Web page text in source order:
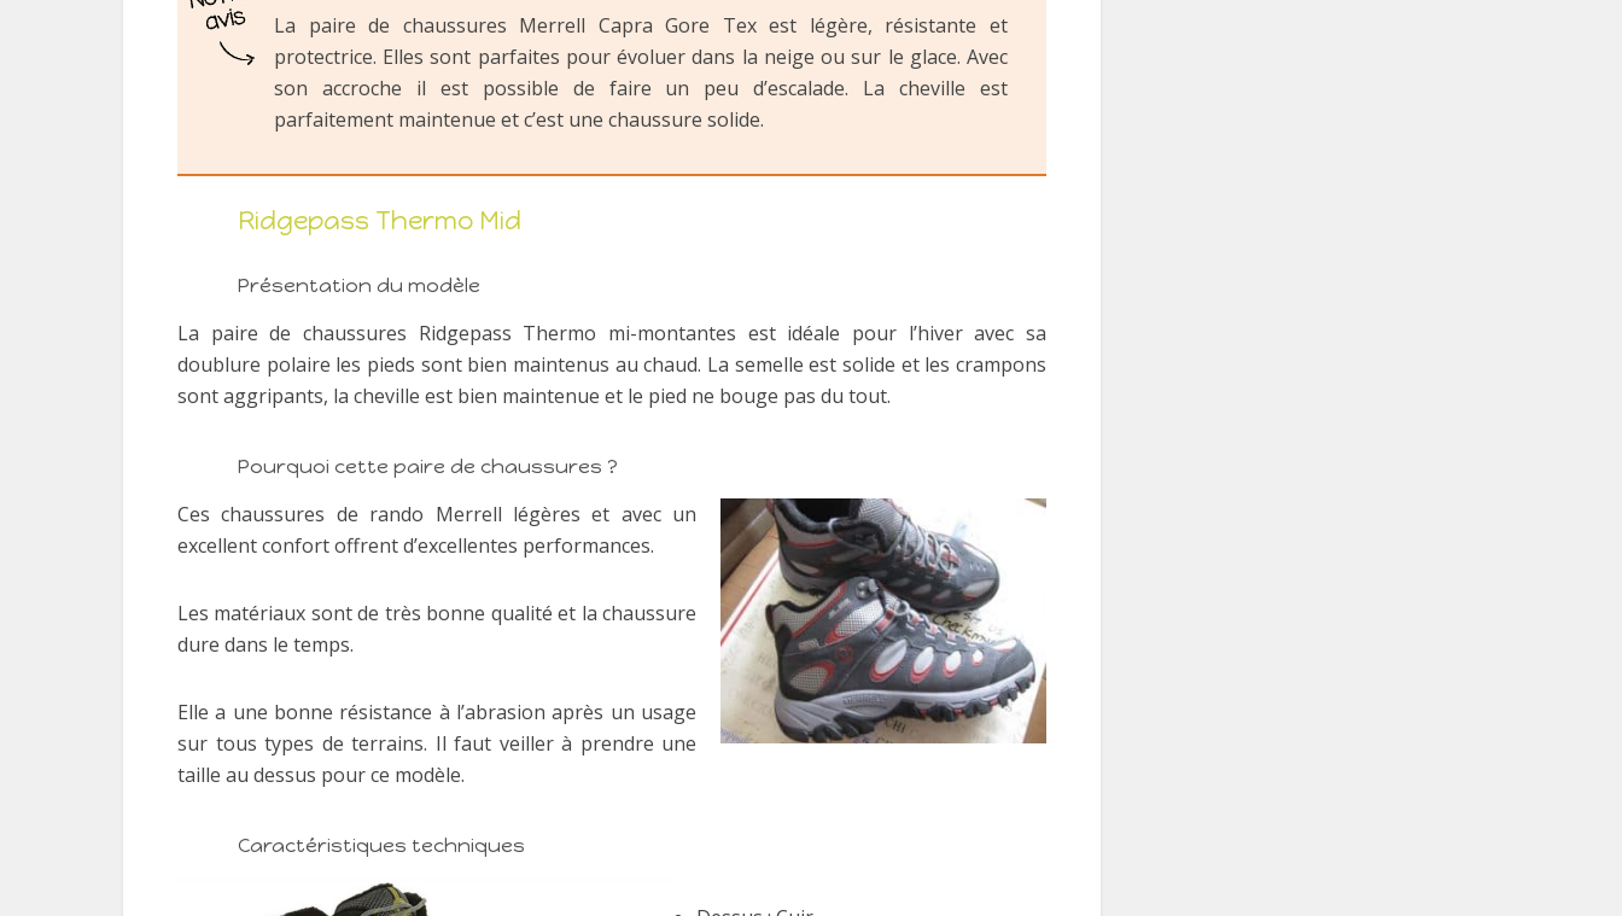
La paire de chaussures Merrell Capra Gore Tex est légère, résistante et
protectrice. Elles sont parfaites pour évoluer dans la neige ou sur le glace. Avec
son accroche il est possible de faire un peu d’escalade. La cheville est
parfaitement maintenue et c’est une chaussure solide.
Ridgepass Thermo Mid
Présentation du modèle
La paire de chaussures Ridgepass Thermo mi-montantes est idéale pour l’hiver avec sa
doublure polaire les pieds sont bien maintenus au chaud. La semelle est solide et les crampons
sont aggripants, la cheville est bien maintenue et le pied ne bouge pas du tout.
Pourquoi cette paire de chaussures ?
Ces chaussures de rando Merrell légères et avec un
excellent confort offrent d’excellentes performances.
Les matériaux sont de très bonne qualité et la chaussure
dure dans le temps.
Elle a une bonne résistance à l’abrasion après un usage
sur tous types de terrains. Il faut veiller à prendre une
taille au dessus pour ce modèle.
Caractéristiques techniques